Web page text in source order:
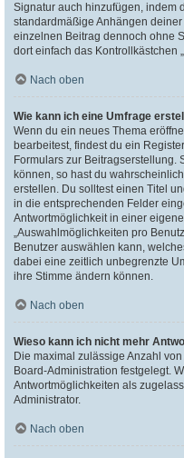
Signatur auch hinzufügen, indem
standardmäßige Anhängen
einzelnen Beitrag dennoch ohne
dort einfach das Kontrollkästchen
Nach oben
Wie kann ich eine Umfrage
Wenn du ein neues Thema
bearbeitest, findest du ein
Formulars zur Beitragserstellung.
können, so hast du
erstellen. Du solltest einen Titel
in die entsprechenden Felder
Antwortmöglichkeit in einer
„Auswahlmöglichkeiten pro
Benutzer auswählen kann,
dabei eine zeitlich unbegrenzte
ihre Stimme ändern können.
Nach oben
Wieso kann ich nicht mehr
Die maximal zulässige Anzahl
Board-Administration festgelegt.
Antwortmöglichkeiten als
Administrator.
Nach oben